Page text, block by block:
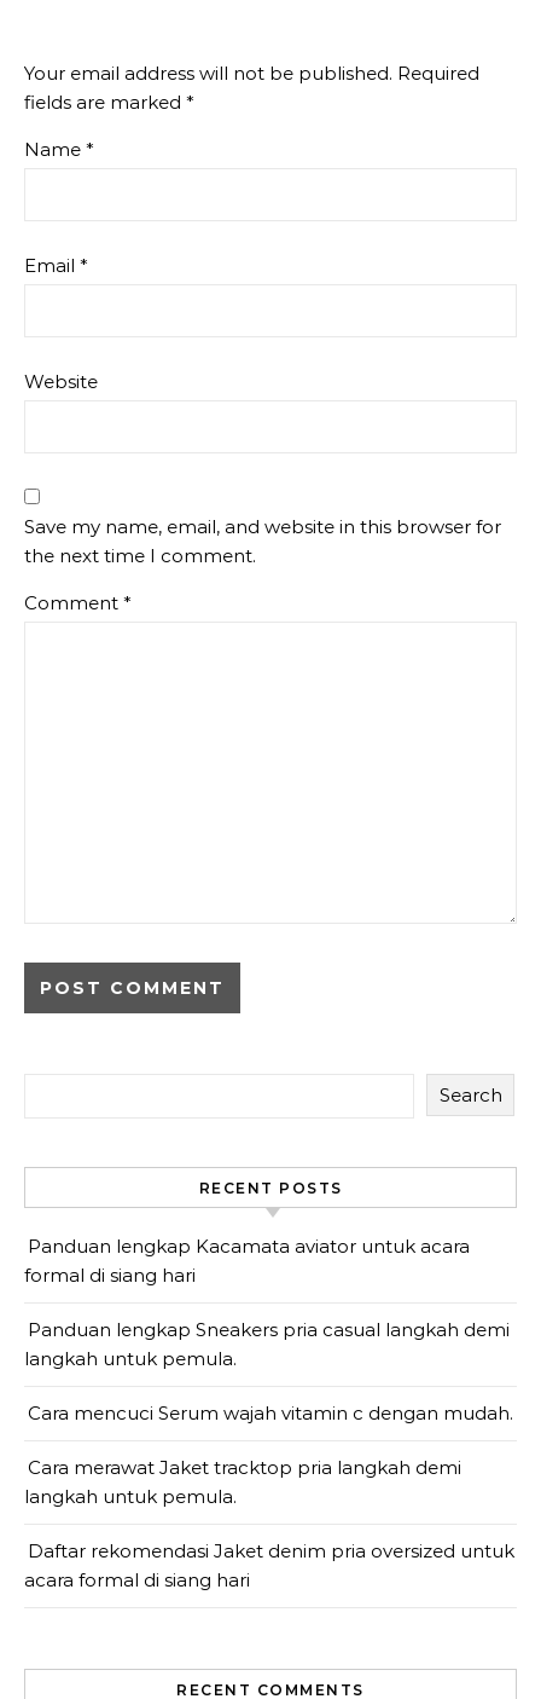
Your email address will not be published. Required
fields are marked *
Name *
Email *
Website
Save my name, email, and website in this browser for
the next time I comment.
Comment *
Search
RECENT POSTS
Panduan lengkap Kacamata aviator untuk acara
formal di siang hari
Panduan lengkap Sneakers pria casual langkah demi
langkah untuk pemula.
Cara mencuci Serum wajah vitamin c dengan mudah.
Cara merawat Jaket tracktop pria langkah demi
langkah untuk pemula.
Daftar rekomendasi Jaket denim pria oversized untuk
acara formal di siang hari
RECENT COMMENTS